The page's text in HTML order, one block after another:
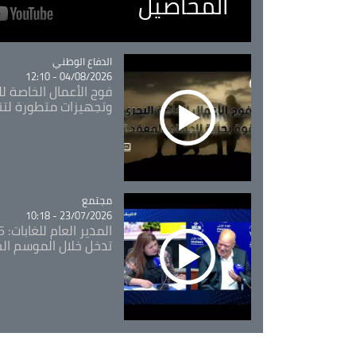
Catégorie
الدفاع الوطني
04/08/2026 - 12:10
فوج الأعمال الخاصة
وتجهيزات متطورة
Catégorie
مجتمع
23/07/2026 - 10:18
تدخل خلال الموسم